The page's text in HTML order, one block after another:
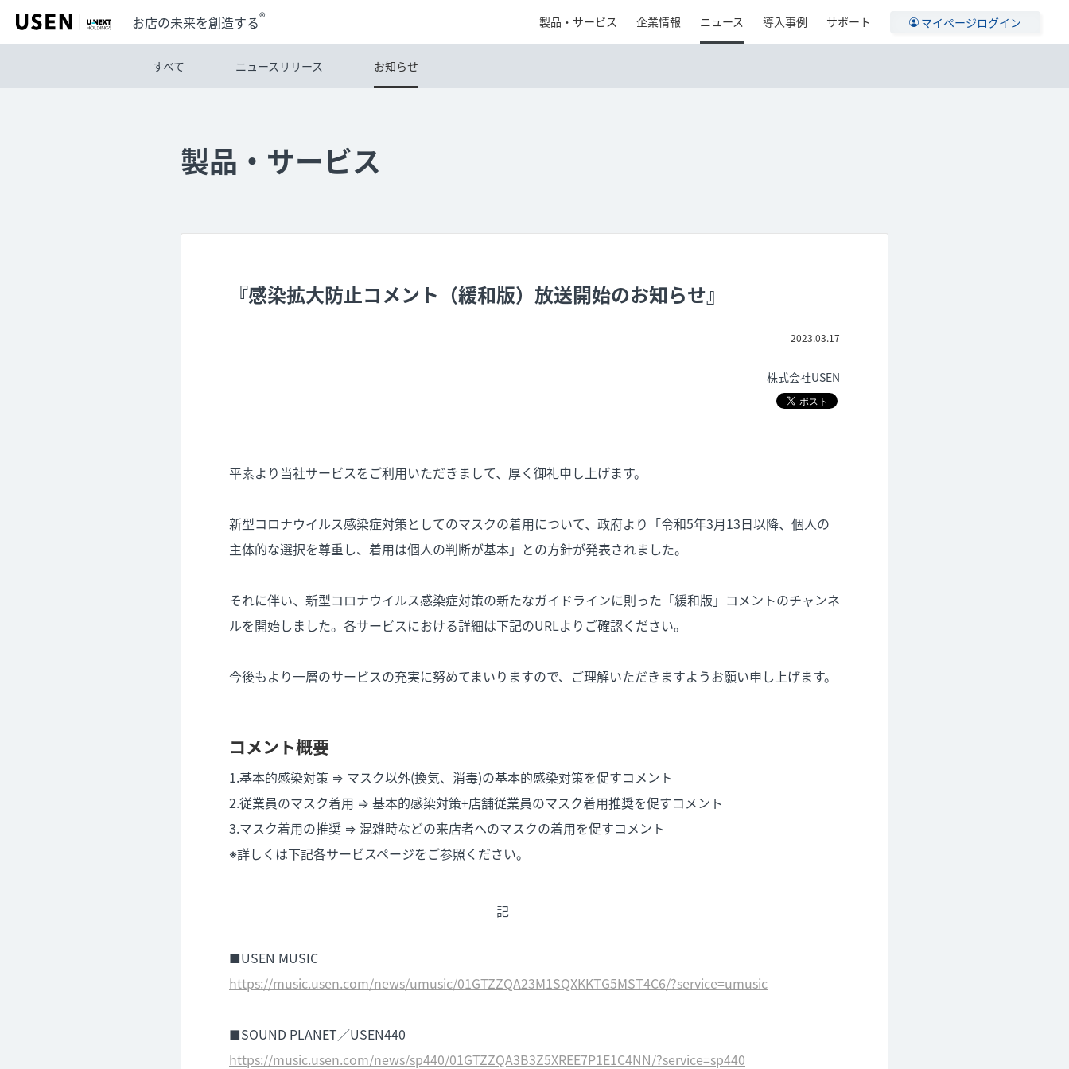
製品・サービス 企業情報 ニュース 導入事例 サポート マイページログイン
お店の未来を創造する®
すべて ニュースリリース お知らせ
製品・サービス
『感染拡大防止コメント（緩和版）放送開始のお知らせ』
2023.03.17
株式会社USEN
平素より当社サービスをご利用いただきまして、厚く御礼申し上げます。
新型コロナウイルス感染症対策としてのマスクの着用について、政府より「令和5年3月13日以降、個人の
主体的な選択を尊重し、着用は個人の判断が基本」との方針が発表されました。
それに伴い、新型コロナウイルス感染症対策の新たなガイドラインに則った「緩和版」コメントのチャンネ
ルを開始しました。各サービスにおける詳細は下記のURLよりご確認ください。
今後もより一層のサービスの充実に努めてまいりますので、ご理解いただきますようお願い申し上げます。
コメント概要
1.基本的感染対策 ⇒ マスク以外(換気、消毒)の基本的感染対策を促すコメント
2.従業員のマスク着用 ⇒ 基本的感染対策+店舗従業員のマスク着用推奨を促すコメント
3.マスク着用の推奨 ⇒ 混雑時などの来店者へのマスクの着用を促すコメント
※詳しくは下記各サービスページをご参照ください。
記
■USEN MUSIC
https://music.usen.com/news/umusic/01GTZZQA23M1SQXKKTG5MST4C6/?service=umusic
■SOUND PLANET／USEN440
https://music.usen.com/news/sp440/01GTZZQA3B3Z5XREE7P1E1C4NN/?service=sp440